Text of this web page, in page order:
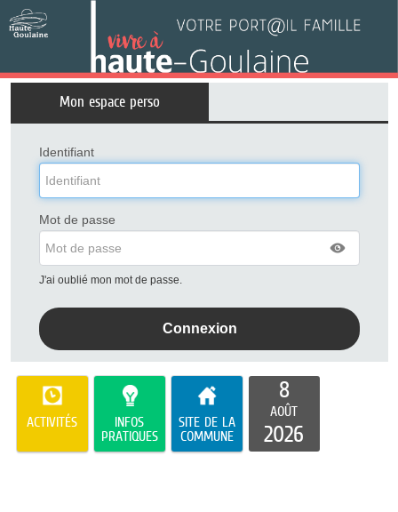
Mon espace perso
Identifiant
Mot de passe
J'ai oublié mon mot de passe.
ACTIVITÉS
INFOS
PRATIQUES
SITE DE LA
COMMUNE
8
AOÛT
2026